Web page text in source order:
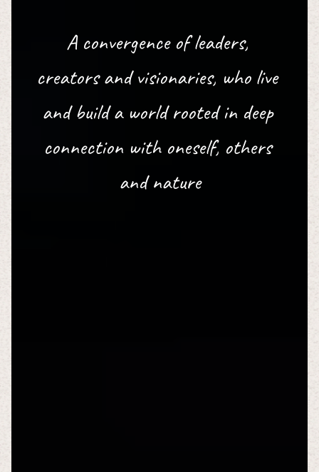
A convergence of leaders,
creators and visionaries, who live
and build a world rooted in deep
connection with oneself, others
and nature